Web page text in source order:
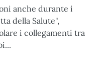
anche durante i
della Salute",
i collegamenti tra